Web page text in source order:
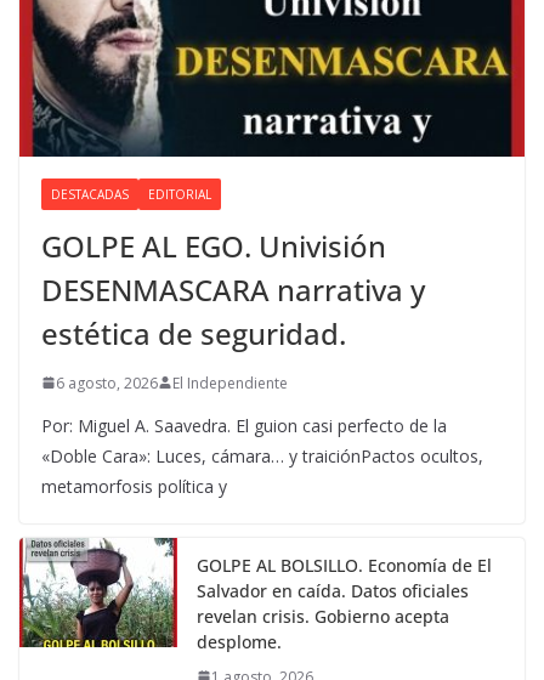
DESTACADAS EDITORIAL
GOLPE AL EGO. Univisión
DESENMASCARA narrativa y
estética de seguridad.
6 agosto, 2026 El Independiente
Por: Miguel A. Saavedra. El guion casi perfecto de la
«Doble Cara»: Luces, cámara… y traiciónPactos ocultos,
metamorfosis política y
GOLPE AL BOLSILLO. Economía de El
Salvador en caída. Datos oficiales
revelan crisis. Gobierno acepta
desplome.